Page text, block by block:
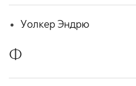
Уолкер Эндрю
Ф